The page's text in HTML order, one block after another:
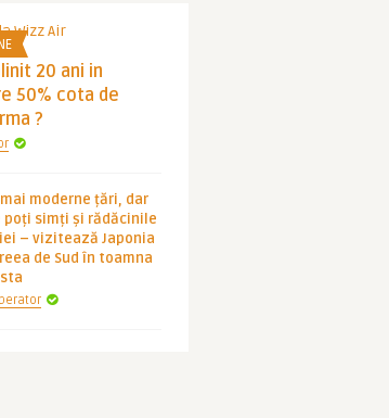
20 ani in
50% cota de
?
moderne țări, dar
poți simți și rădăcinile
– vizitează Japonia
de Sud în toamna